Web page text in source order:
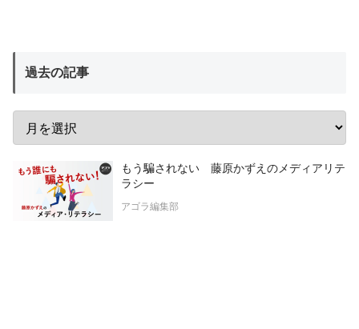
過去の記事
もう騙されない 藤原かずえのメディアリテ
ラシー
アゴラ編集部